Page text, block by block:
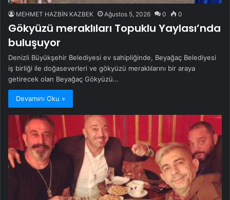
MEHMET HAZBİN KAZBEK Ağustos 5, 2026 0 0
Gökyüzü meraklıları Topuklu Yaylası’nda
buluşuyor
Denizli Büyükşehir Belediyesi ev sahipliğinde, Beyağaç Belediyesi
iş birliği ile doğaseverleri ve gökyüzü meraklılarını bir araya
getirecek olan Beyağaç Gökyüzü…
Devamını Oku »